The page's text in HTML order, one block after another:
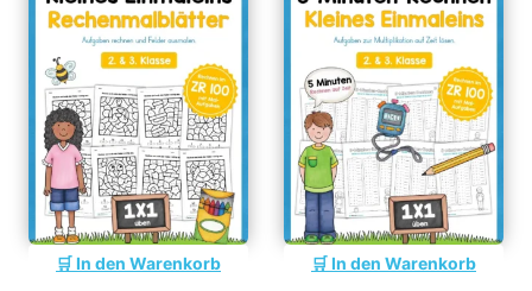
In den Warenkorb In den Warenkorb